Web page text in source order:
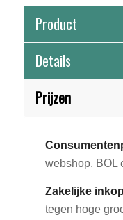
Product
Details
Prijzen
webshop, BOL
Zakelijke
tegen hoge